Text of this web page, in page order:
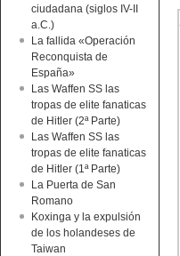
ciudadana (siglos IV-II
a.C.)
La fallida «Operación
Reconquista de
España»
Las Waffen SS las
tropas de elite fanaticas
de Hitler (2ª Parte)
Las Waffen SS las
tropas de elite fanaticas
de Hitler (1ª Parte)
La Puerta de San
Romano
Koxinga y la expulsión
de los holandeses de
Taiwan